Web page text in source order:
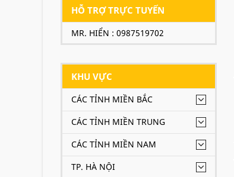
HỖ TRỢ TRỰC TUYẾN
MR. HIỂN : 0987519702
KHU VỰC
CÁC TỈNH MIỀN BẮC
CÁC TỈNH MIỀN TRUNG
CÁC TỈNH MIỀN NAM
TP. HÀ NỘI